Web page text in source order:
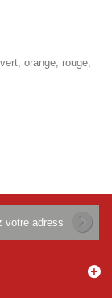
orange, rouge,